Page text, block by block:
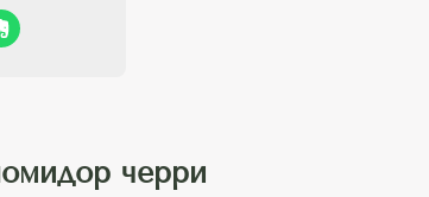
черри